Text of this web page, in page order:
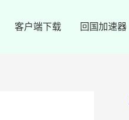
客户端下载 回国加速器